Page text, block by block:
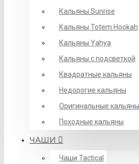
Кальяны Sunrise
Кальяны Totem Hookah
Кальяны Yahya
Кальяны с подсветкой
Квадратные кальяны
Недорогие кальяны
Оригинальные кальяны
Походные кальяны
ЧАШИ
Чаши Tactical